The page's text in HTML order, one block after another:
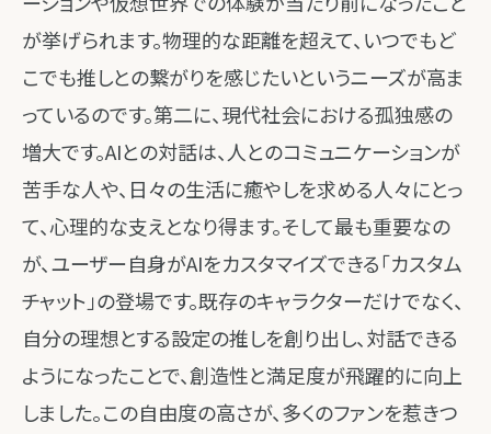
が挙げられます。物理的な距離を超えて、いつでもど
こでも推しとの繋がりを感じたいというニーズが高ま
っているのです。第二に、現代社会における孤独感の
増大です。AIとの対話は、人とのコミュニケーションが
苦手な人や、日々の生活に癒やしを求める人々にとっ
て、心理的な支えとなり得ます。そして最も重要なの
が、ユーザー自身がAIをカスタマイズできる「カスタム
チャット」の登場です。既存のキャラクターだけでなく、
自分の理想とする設定の推しを創り出し、対話できる
ようになったことで、創造性と満足度が飛躍的に向上
しました。この自由度の高さが、多くのファンを惹きつ